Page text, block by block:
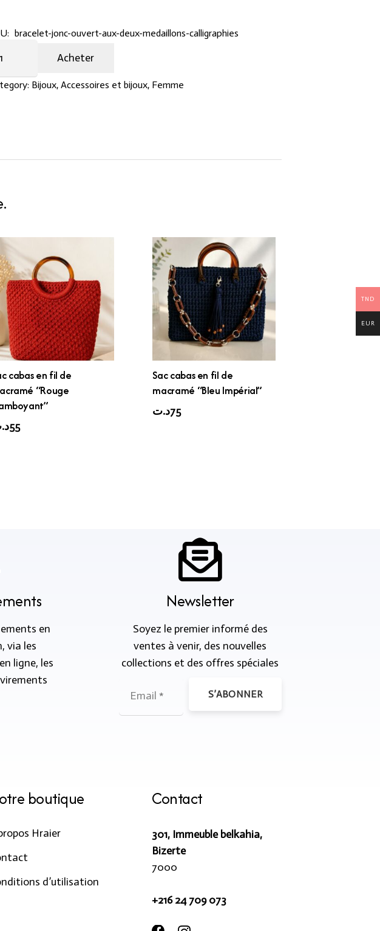
bracelet-jonc-ouvert-aux-deux-medaillons-calligraphies
Acheter
Bijoux, Accessoires et bijoux, Femme
cabas en fil de
“Rouge
55
Sac cabas en fil de
macramé “Bleu Impérial”
75د.ت
en
via les
ligne, les
Newsletter
Soyez le premier informé des
ventes à venir, des nouvelles
collections et des offres spéciales
S’ABONNER
boutique
Hraier
d’utilisation
Contact
301, Immeuble belkahia,
Bizerte
7000
+216 24 709 073
TND
EUR